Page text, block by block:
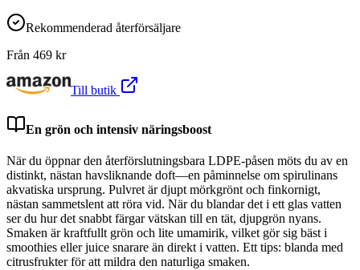
Rekommenderad återförsäljare
Från 469 kr
Till butik
En grön och intensiv näringsboost
När du öppnar den återförslutningsbara LDPE-påsen möts du av en
distinkt, nästan havsliknande doft—en påminnelse om spirulinans
akvatiska ursprung. Pulvret är djupt mörkgrönt och finkornigt,
nästan sammetslent att röra vid. När du blandar det i ett glas vatten
ser du hur det snabbt färgar vätskan till en tät, djupgrön nyans.
Smaken är kraftfullt grön och lite umamirik, vilket gör sig bäst i
smoothies eller juice snarare än direkt i vatten. Ett tips: blanda med
citrusfrukter för att mildra den naturliga smaken.